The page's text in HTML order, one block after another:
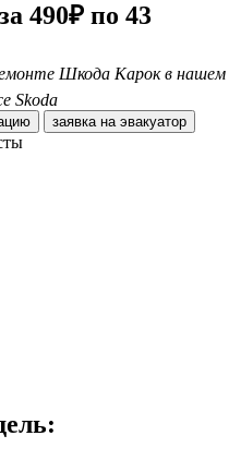
по 43
Шкода Карок в нашем
Skoda
заявка на эвакуатор